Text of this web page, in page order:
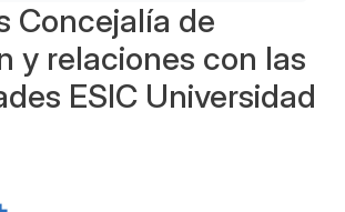
Concejalía de
y relaciones con las
ESIC Universidad